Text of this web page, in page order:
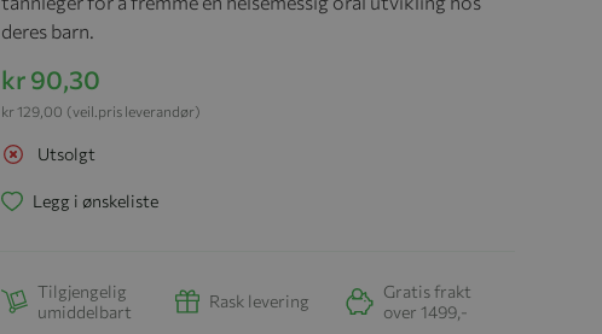
deres barn.
kr 90,30
(veil.pris leverandør)
kr 129,00
Utsolgt
Legg i ønskeliste
Tilgjengelig
umiddelbart
Rask levering
Gratis frakt
over 1499,-